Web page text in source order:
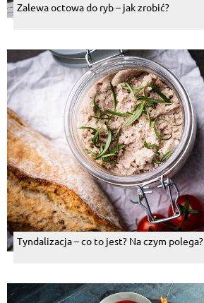
Zalewa octowa do ryb – jak zrobić?
Tyndalizacja – co to jest? Na czym polega?